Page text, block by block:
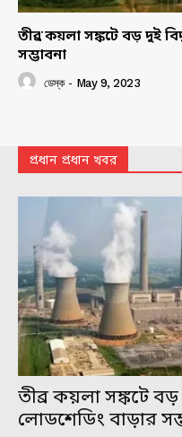
তীব্র কয়লা সঙ্কটে বড় দুই
সম্ভাবনা
ডেস্ক - May 9, 2023
প্রধান প্রধান খবর
তীব্র কয়লা সঙ্কটে বড়
লোডশেডিং বাড়ার